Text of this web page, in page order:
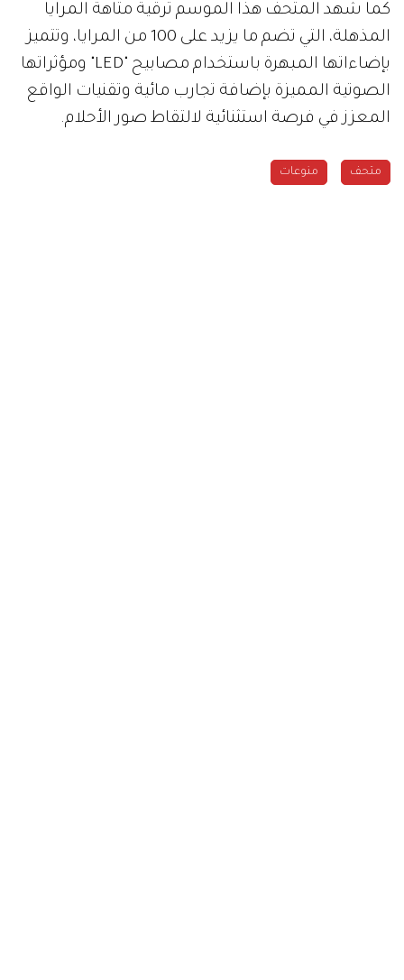
كما شهد المتحف هذا الموسم ترقية متاهة المرايا
المذهلة، التي تضم ما يزيد على 100 من المرايا، وتتميز
بإضاءاتها المبهرة باستخدام مصابيح "LED" ومؤثراتها
الصوتية المميزة بإضافة تجارب مائية وتقنيات الواقع
المعزز في فرصة استثنائية لالتقاط صور الأحلام.
متحف منوعات